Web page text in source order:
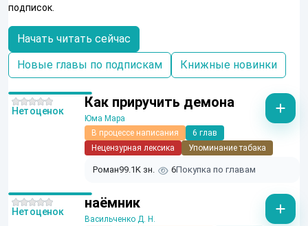
подписок.
Начать читать сейчас
Новые главы по подпискам
Книжные новинки
Как приручить демона
Юма Мара
В процессе написания
6 глав
Нецензурная лексика
Упоминание табака
Роман99.1K зн. 6Покупка по главам
Нет оценок
наёмник
Васильченко Д. Н.
Нет оценок